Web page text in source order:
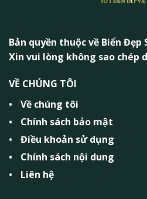
Bản quyền thuộc về Biển Đẹp
Xin vui lòng không sao chép
VỀ CHÚNG TÔI
Về chúng tôi
Chính sách bảo mật
Điều khoản sử dụng
Chính sách nội dung
Liên hệ